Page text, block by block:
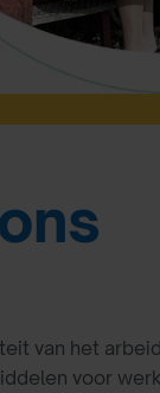
van het
voor